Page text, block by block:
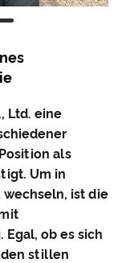
Ltd. eine
als
Um in
wechseln, ist die
ob es sich
stillen